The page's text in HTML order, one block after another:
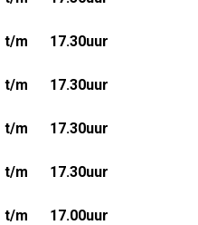
t/m 17.30uur
t/m 17.30uur
t/m 17.30uur
t/m 17.30uur
t/m 17.00uur